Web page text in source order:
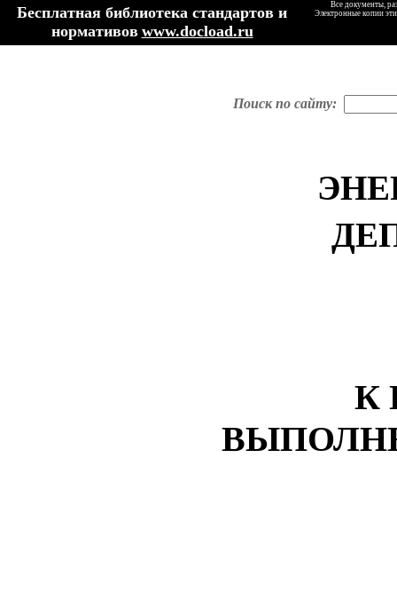
Бесплатная библиотека стандартов и
нормативов www.docload.ru
Все документы,
Электронные копии
Поиск по сайту:
К